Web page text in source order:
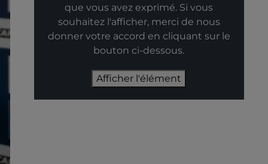
que vous avez exprimé. Si vous
souhaitez l'afficher, merci de nous
donner votre accord en cliquant sur le
bouton ci-dessous.
Afficher l'élément